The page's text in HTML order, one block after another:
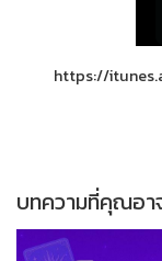
https://
บทความที่คุณอา